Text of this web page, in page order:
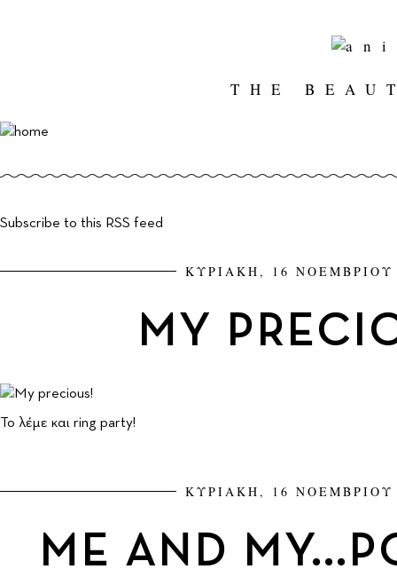
THE
Subscribe to this RSS feed
ΚΥΡΙΑΚΗ, 16 ΝΟΕΜΒΡΙΟΥ
MY
To λέμε και ring party!
ΚΥΡΙΑΚΗ, 16 ΝΟΕΜΒΡΙΟΥ
ΜE AND